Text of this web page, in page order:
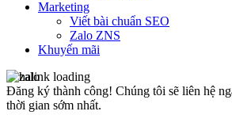
Marketing
Viết bài chuẩn SEO
Zalo ZNS
Khuyến mãi
Đăng ký thành công! Chúng tôi sẽ liên hệ
thời gian sớm nhất.